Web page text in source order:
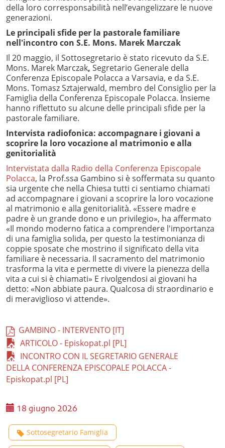
della loro corresponsabilità nell’evangelizzare le nuove
generazioni.
Le principali sfide per la pastorale familiare
nell'incontro con S.E. Mons. Marek Marczak
Il 20 maggio, il Sottosegretario è stato ricevuto da S.E.
Mons. Marek Marczak, Segretario Generale della
Conferenza Episcopale Polacca a Varsavia, e da S.E.
Mons. Tomasz Sztajerwald, membro del Consiglio per la
Famiglia della Conferenza Episcopale Polacca. Insieme
hanno riflettuto su alcune delle principali sfide per la
pastorale familiare.
Intervista radiofonica: accompagnare i giovani a
scoprire la loro vocazione al matrimonio e alla
genitorialità
Intervistata dalla Radio della Conferenza Episcopale
Polacca, la Prof.ssa Gambino si è soffermata su quanto
sia urgente che nella Chiesa tutti ci sentiamo chiamati
ad accompagnare i giovani a scoprire la loro vocazione
al matrimonio e alla genitorialità. «Essere madre e
padre è un grande dono e un privilegio», ha affermato
«Il mondo moderno fatica a comprendere l'importanza
di una famiglia solida, per questo la testimonianza di
coppie sposate che mostrino il significato della vita
familiare è necessaria. Il sacramento del matrimonio
trasforma la vita e permette di vivere la pienezza della
vita a cui si è chiamati» E rivolgendosi ai giovani ha
detto: «Non abbiate paura. Qualcosa di straordinario e
di meraviglioso vi attende».
GAMBINO - INTERVENTO [IT]
ARTICOLO - Episkopat.pl [PL]
INCONTRO CON IL SEGRETARIO GENERALE
DELLA CONFERENZA EPISCOPALE POLACCA -
Episkopat.pl [PL]
18 giugno 2026
Sottosegretario Famiglia